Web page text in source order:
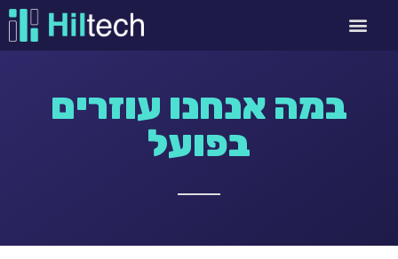
במה אנחנו עוזרים
בפועל